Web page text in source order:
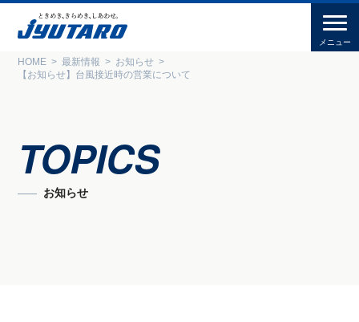
HOME 最新情報
お知らせ
【お知らせ】台風接近時の営業について
TOPICS
お知らせ